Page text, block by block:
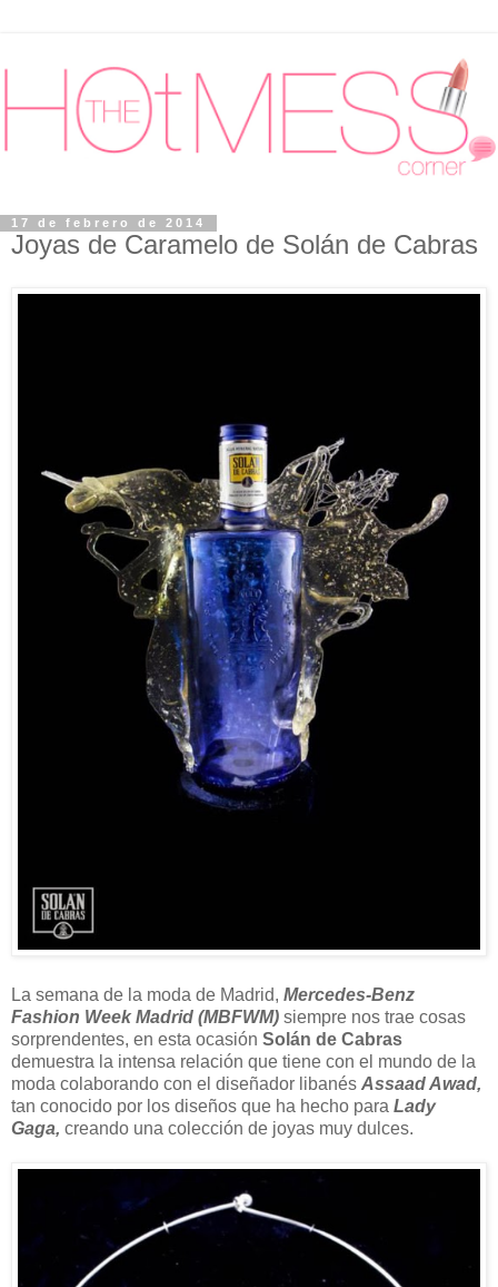
17 de febrero de 2014
Joyas de Caramelo de Solán de Cabras
La semana de la moda de Madrid, Mercedes-Benz
Fashion Week Madrid (MBFWM) siempre nos trae cosas
sorprendentes, en esta ocasión Solán de Cabras
demuestra la intensa relación que tiene con el mundo de la
moda colaborando con el diseñador libanés Assaad Awad,
tan conocido por los diseños que ha hecho para Lady
Gaga, creando una colección de joyas muy dulces.